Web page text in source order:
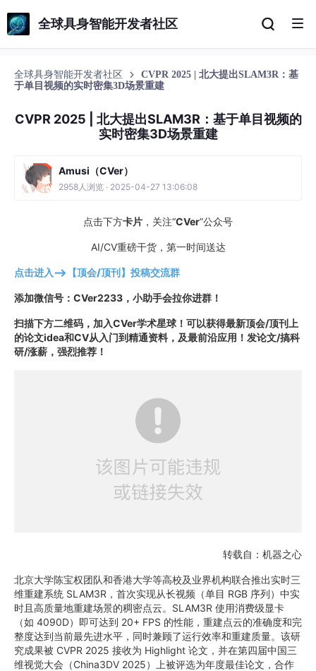
全球具身智能开发者社区
全球具身智能开发者社区
CVPR 2025 | 北大提出SLAM3R：基
于单目视频的实时密集3D场景重建
CVPR 2025 | 北大提出SLAM3R：基于单目视频的
实时密集3D场景重建
Amusi（CVer）
2958人浏览 · 2025-04-27 13:06:08
点击下方卡片 ，关注“CVer”公众号
AI/CV重磅干货，第一时间送达
点击进入—> 【顶会/顶刊】投稿交流群
添加微信号：CVer2233，小助手会拉你进群！
扫描下方二维码，加入CVer学术星球！ 可以获得最新顶会/顶刊上
的论文idea和CV从入门到精通资料，及最前沿应用！发论文/搞科
研/涨薪，强烈推荐！
转载自：机器之心
北京大学陈宝权团队和香港大学等高校及业界机构联合推出实时三
维重建系统 SLAM3R，首次实现从长视频（单目 RGB 序列）中实
时且高质量地重建场景的稠密点云。SLAM3R 使用消费级显卡
（如 4090D）即可达到 20+ FPS 的性能，重建点云的准确度和完
整度达到当前最先进水平，同时兼顾了运行效率和重建质量。该研
究成果被 CVPR 2025 接收为 Highlight 论文，并在第四届中国三
维视觉大会（China3DV 2025）上被评选为年度最佳论文，合作